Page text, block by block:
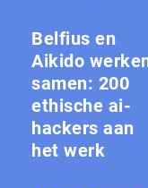
Belfius en
Aikido
samen: 200
ethische ai-
hackers aan
het werk